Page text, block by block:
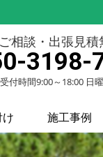
ご相談・出張見積
3198-
付時間9:00～18:00 日
施工事例